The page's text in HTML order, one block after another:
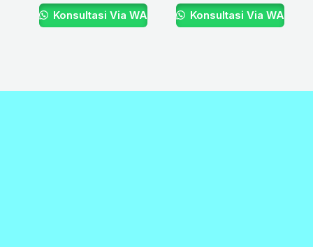
Konsultasi Via WA Konsultasi Via WA